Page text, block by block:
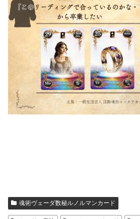
魂術ヴェーダ数秘ルノルマンカード